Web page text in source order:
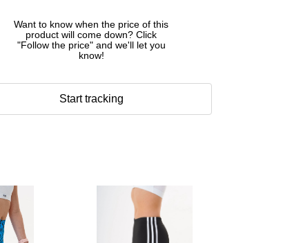
Want to know when the price of this
product will come down? Click
"Follow the price" and we'll let you
know!
Start tracking